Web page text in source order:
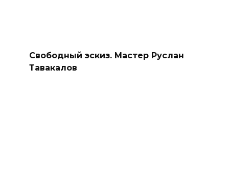
Свободный эскиз. Мастер Руслан
Тавакалов